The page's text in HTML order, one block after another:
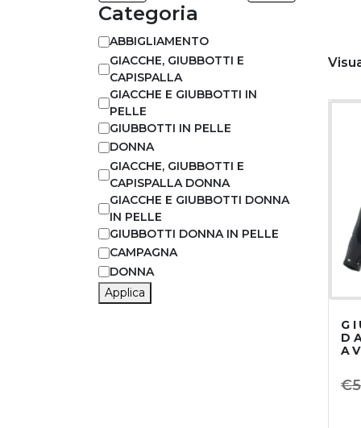
€
Categoria
ABBIGLIAMENTO
GIACCHE, GIUBBOTTI E
CAPISPALLA
GIACCHE E GIUBBOTTI IN
PELLE
GIUBBOTTI IN PELLE
DONNA
GIACCHE, GIUBBOTTI E
CAPISPALLA DONNA
GIACCHE E GIUBBOTTI DONNA
IN PELLE
GIUBBOTTI DONNA IN PELLE
CAMPAGNA
DONNA
Applica